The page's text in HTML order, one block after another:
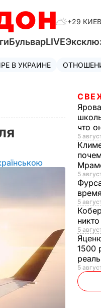
+29 КИЕВ
БульварLIVE
В УКРАИНЕ
что
5
5
5
5
1500
5